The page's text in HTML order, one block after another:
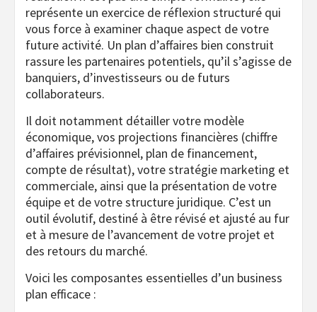
représente un exercice de réflexion structuré qui
vous force à examiner chaque aspect de votre
future activité. Un plan d’affaires bien construit
rassure les partenaires potentiels, qu’il s’agisse de
banquiers, d’investisseurs ou de futurs
collaborateurs.
Il doit notamment détailler votre modèle
économique, vos projections financières (chiffre
d’affaires prévisionnel, plan de financement,
compte de résultat), votre stratégie marketing et
commerciale, ainsi que la présentation de votre
équipe et de votre structure juridique. C’est un
outil évolutif, destiné à être révisé et ajusté au fur
et à mesure de l’avancement de votre projet et
des retours du marché.
Voici les composantes essentielles d’un business
plan efficace :